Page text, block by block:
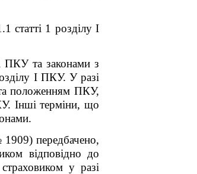
статті 1 розділу I
ПКУ та законами з
I ПКУ. У разі
положенням ПКУ,
Інші терміни, що
передбачено,
відповідно до
у разі